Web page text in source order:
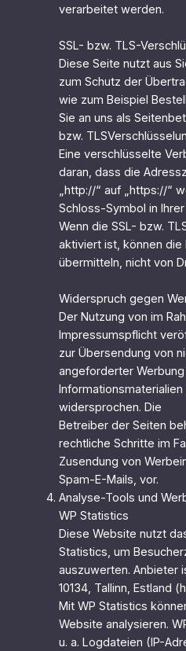
verarbeitet werden.
SSL- bzw. TLS-
Diese Seite nutzt aus
zum Schutz der
wie zum Beispiel
Sie an uns als
bzw.
Eine verschlüsselte
daran, dass die
„http://“ auf „https://“
Schloss-Symbol in
Wenn die SSL- bzw.
aktiviert ist, können die
übermitteln, nicht von
Widerspruch gegen
Der Nutzung von im
Impressumspflicht
zur Übersendung von
angeforderter Werbung
widersprochen. Die
Betreiber der Seiten
rechtliche Schritte im
Zusendung von
Spam-E-Mails, vor.
Analyse-Tools und
WP Statistics
Diese Website nutzt
Statistics, um
auszuwerten. Anbieter
10134, Tallinn, Estland
Mit WP Statistics
Website analysieren.
u. a. Logdateien (IP-